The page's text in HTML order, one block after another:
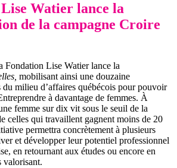
Watier lance la
de la campagne Croire
Fondation Lise Watier lance la
mobilisant ainsi une douzaine
du milieu d’affaires québécois pour pouvoir
à davantage de femmes. À
femme sur dix vit sous le seuil de la
celles qui travaillent gagnent moins de 20
permettra concrètement à plusieurs
et développer leur potentiel professionnel
en retournant aux études ou encore en
valorisant.